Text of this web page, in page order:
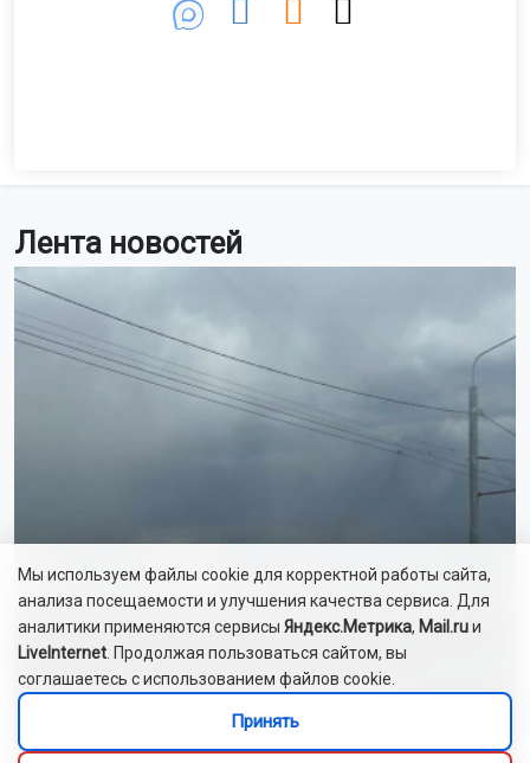
Лента новостей
На Новосибирск надвигаются грозы и
похолодание до +22 градусов
Мы используем файлы cookie для корректной работы сайта,
анализа посещаемости и улучшения качества сервиса. Для
аналитики применяются сервисы Яндекс.Метрика, Mail.ruи
LiveInternet . Продолжая пользоваться сайтом, вы
соглашаетесь с использованием файлов cookie.
Принять